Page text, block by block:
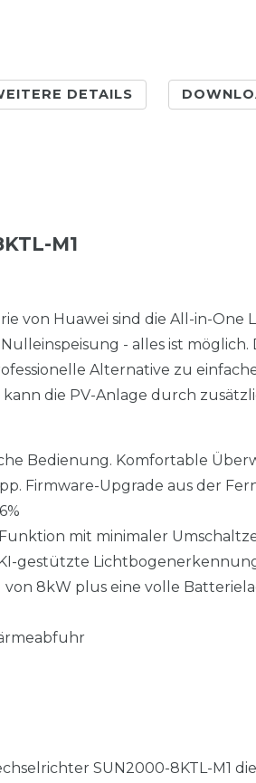
DETAILS
M1
von Huawei sind die All-in-One
- alles ist möglich.
Alternative zu
die PV-Anlage durch
Bedienung. Komfortable
Firmware-Upgrade aus der
mit minimaler
gestützte
von 8kW plus eine volle
SUN2000-8KTL-M1